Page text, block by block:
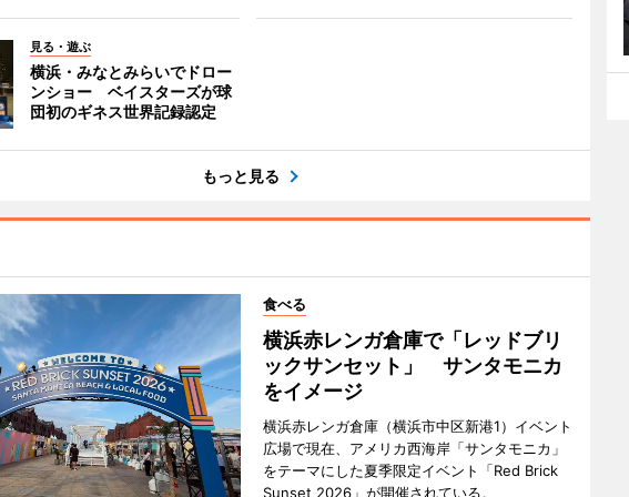
見る・遊ぶ
横浜・みなとみらいでドロー
ンショー ベイスターズが球
団初のギネス世界記録認定
もっと見る
食べる
横浜赤レンガ倉庫で「レッドブリ
ックサンセット」 サンタモニカ
をイメージ
横浜赤レンガ倉庫（横浜市中区新港1）イベント
広場で現在、アメリカ西海岸「サンタモニカ」
をテーマにした夏季限定イベント「Red Brick
Sunset 2026」が開催されている。